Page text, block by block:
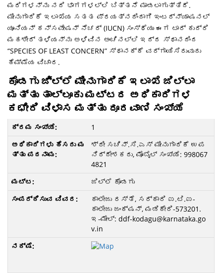
ಮರಿಗಳನ್ನು ನದಿ ಭಾಗಗಳಲ್ಲಿ ಬಿತ್ತನೆ ಮಾಡಲಾಗುತ್ತಿದೆ.
ಮೀನುಗಾರಿಕೆ ಇಲಾಖೆಯ ಸತತ ಪ್ರಯತ್ನದಿಂದಾಗಿ ಇಂಟರ್ನ್ಯಾಷನಲ್
ಯೂನಿಯನ್ ಕನ್ಸವೇಷನ್ ನೆಚರ್ (IUCN) ಸಂಸ್ಥೆಯು ಈಗ ಟಾರ್ ಕುದ್ರಿ
ಮಹಶೀರ್ ತಳಿಯನ್ನು ಅಳಿವಿನ ಅಂಚಿನಲ್ಲಿ ಇದ್ದ ಸ್ಥಾನದಿಂದ
“SPECIES OF LEAST CONCERN” ಸ್ಥಾನಕ್ಕೆ ವರ್ಗಾಯಿಸಿರುವುದು
ಹೆಮ್ಮೆಯ ವಿಚಾರ.
ಕೊಡಗು ಜಿ್ಲ್ಲೆ ಮೀನುಗಾರಿಕೆ ಇಲಾಖೆ ಜಿಲ್ಲಾ
ಮತ್ತು ತಾಲ್ಲೂಕು ಮಟ್ಟದ ಅಧಿಕಾರಿಗಳ
ಕಛೇರಿ ವಿಳಾಸ ಮತ್ತು ದೂರವಾಣಿ ಸಂಖ್ಯೆ
1
ಶ್ರೀ ಸಚಿನ್‌.ಸಿ.ಎಸ್‌ ಮೀನುಗಾರಿಕೆ ಉಪ
ನಿರ್ದೇಶಕರು, ಮೊಬೈಲ್‌ ಸಂಖ್ಯೆ: 998067
4821
ಜಿಲ್ಲೆ ಕೊಡಗು
ಕಾಲೇಜು ರಸ್ತೆ, ಸರ್ಕಾರಿ ಐ.ಟಿ.ಐ-
ಕಾಲೇಜು ಜಂಕ್ಷನ್‌, ಮಡಿಕೇರಿ-573201.
ಇ-ಮೇಲ್‌: ddf-kodagu@karnataka.go
v.in